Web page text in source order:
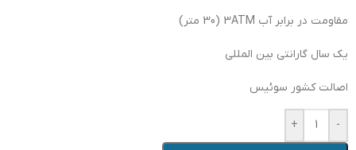
مقاومت در برابر آب 3ATM (30 متر)
یک سال گارانتی بین المللی
اصالت کشور سوئیس
-
+